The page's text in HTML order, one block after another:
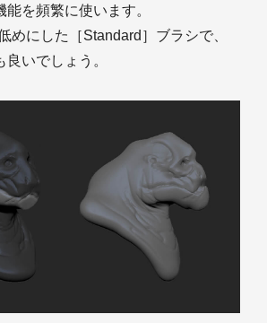
を頻繁に使います。
めにした［Standard］ブラシで、
いでしょう。